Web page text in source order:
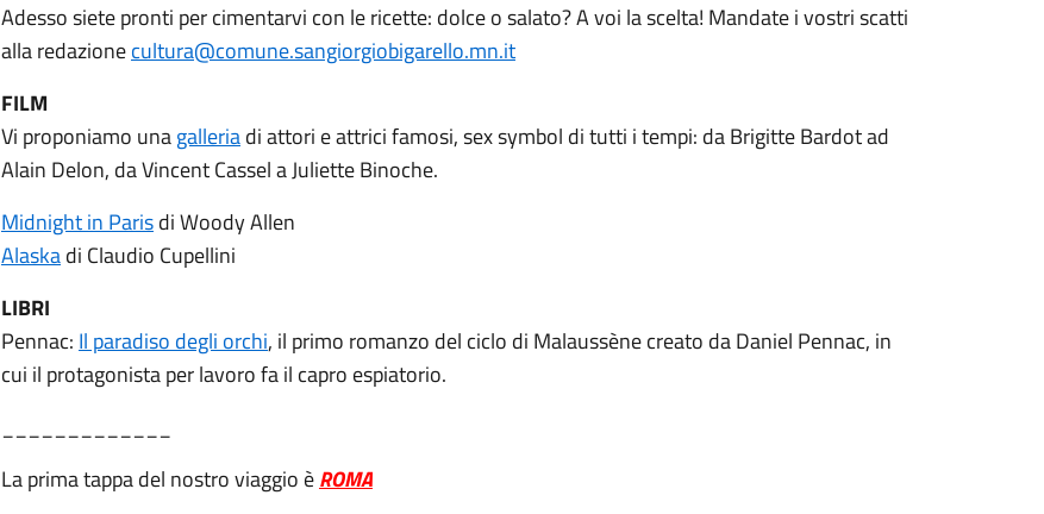
Adesso siete pronti per cimentarvi con le ricette: dolce o salato? A voi la scelta! Mandate i vostri scatti
alla redazionecultura@comune.sangiorgiobigarello.mn.it
FILM
Vi proponiamo unagalleriadi attori e attrici famosi, sex symbol di tutti i tempi: da Brigitte Bardot ad
Alain Delon, da Vincent Cassel a Juliette Binoche.
Midnight in Parisdi Woody Allen
Alaskadi Claudio Cupellini
LIBRI
Pennac: Il paradiso degli orchi, il primo romanzo del ciclo di Malaussène creato da Daniel Pennac, in
cui il protagonista per lavoro fa il capro espiatorio.
La prima tappa del nostro viaggio èROMA